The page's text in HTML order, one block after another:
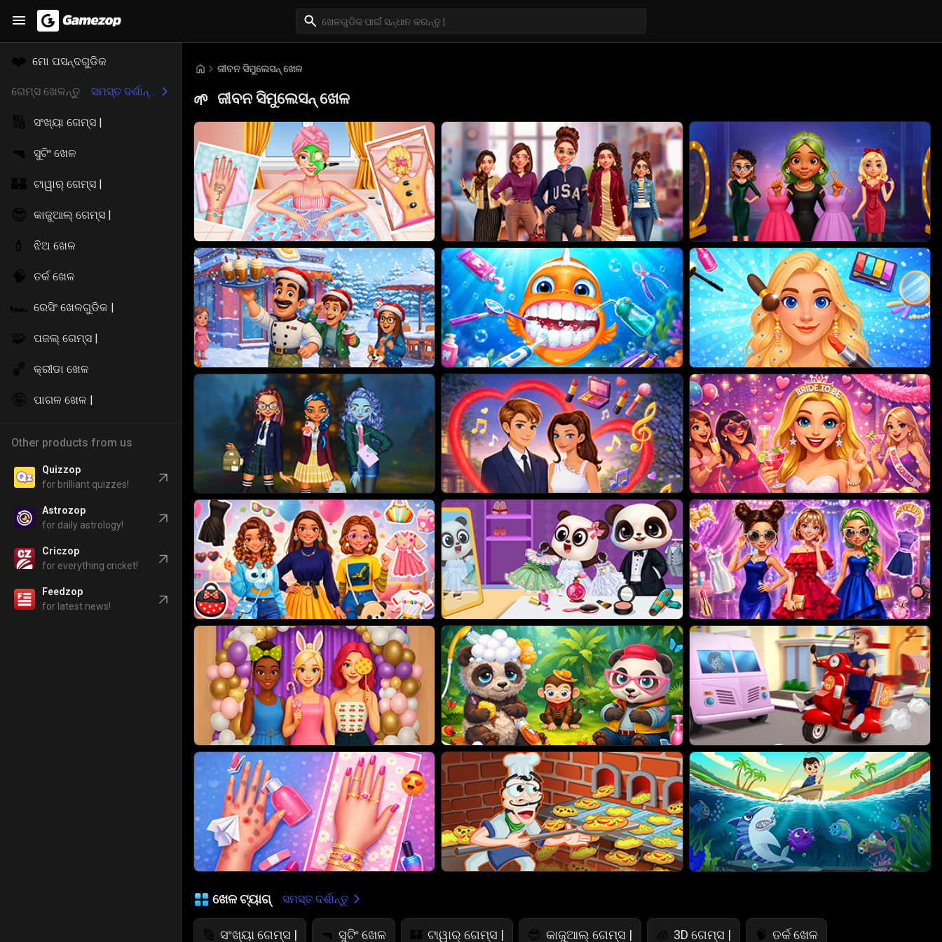
❤️ ମୋ ପସନ୍ଦଗୁଡିକ
ଗେମ୍ସ ଖେଳନ୍ତୁ ସମସ୍ତ ଦର୍ଶାନ୍ତୁ
🔢 ସଂଖ୍ୟା ଗେମ୍ସ |
🔫 ସୁଟିଂ ଖେଳ
🏰 ଟାୱାର୍ ଗେମ୍ସ |
😎 କାଜୁଆଲ୍ ଗେମ୍ସ |
💄 ଝିଅ ଖେଳ
🧠 ତର୍କ ଖେଳ
🏎️ ରେସିଂ ଖେଳଗୁଡିକ |
🧩 ପଜଲ୍ ଗେମ୍ସ |
🏀 କ୍ରୀଡା ଖେଳ
🤪 ପାଗଳ ଖେଳ |
Other products from us
Quizzop
for brilliant quizzes!
Astrozop
for daily astrology!
Criczop
for everything cricket!
Feedzop
for latest news!
ଜୀବନ ସିମୁଲେସନ୍ ଖେଳ
🌱 ଜୀବନ ସିମୁଲେସନ୍ ଖେଳ
ଖେଳ ଟ୍ୟାଗ୍ ସମସ୍ତ ଦର୍ଶାନ୍ତୁ
🔢 ସଂଖ୍ୟା ଗେମ୍ସ | 🔫 ସୁଟିଂ ଖେଳ 🏰 ଟାୱାର୍ ଗେମ୍ସ | 😎 କାଜୁଆଲ୍ ଗେମ୍ସ | 🧊 3D ଗେମ୍ସ | 🧠 ତର୍କ ଖେଳ